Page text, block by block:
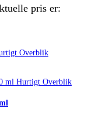
pris er:
Overblik
Hurtigt Overblik